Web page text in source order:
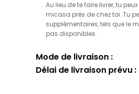
Au lieu de te faire livrer, tu
micasa près de chez toi. Tu
supplémentaires, tels que le
pas disponibles.
Mode de livraison :
Délai de livraison prévu :